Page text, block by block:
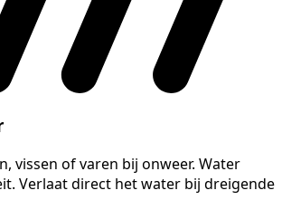
vissen of varen bij onweer. Water
Verlaat direct het water bij dreigende